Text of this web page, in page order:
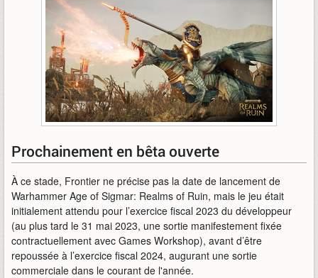
Prochainement en bêta ouverte
À ce stade, Frontier ne précise pas la date de lancement de
Warhammer Age of Sigmar: Realms of Ruin, mais le jeu était
initialement attendu pour l’exercice fiscal 2023 du développeur
(au plus tard le 31 mai 2023, une sortie manifestement fixée
contractuellement avec Games Workshop), avant d’être
repoussée à l’exercice fiscal 2024, augurant une sortie
commerciale dans le courant de l'année.